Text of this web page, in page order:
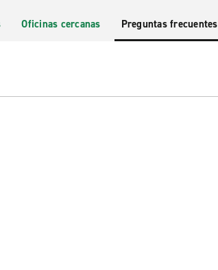
Oficinas cercanas Preguntas frecuentes